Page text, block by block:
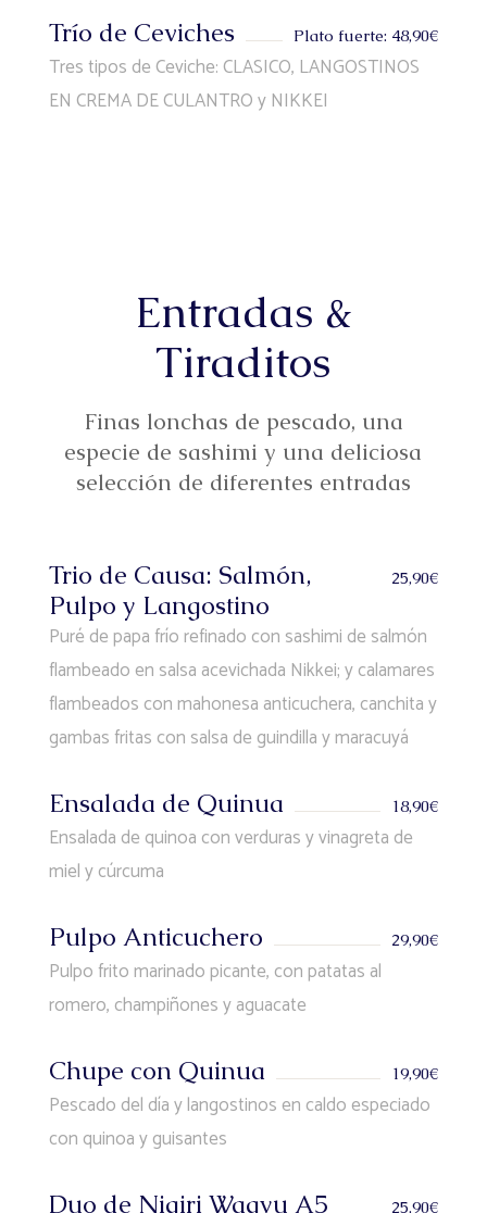
Trío de Ceviches Plato fuerte: 48,90€
Tres tipos de Ceviche: CLASICO, LANGOSTINOS
EN CREMA DE CULANTRO y NIKKEI
Entradas &
Tiraditos
Finas lonchas de pescado, una
especie de sashimi y una deliciosa
selección de diferentes entradas
Trio de Causa: Salmón,
Pulpo y Langostino
25,90€
Puré de papa frío refinado con sashimi de salmón
flambeado en salsa acevichada Nikkei; y calamares
flambeados con mahonesa anticuchera, canchita y
gambas fritas con salsa de guindilla y maracuyá
Ensalada de Quinua 18,90€
Ensalada de quinoa con verduras y vinagreta de
miel y cúrcuma
Pulpo Anticuchero 29,90€
Pulpo frito marinado picante, con patatas al
romero, champiñones y aguacate
Chupe con Quinua 19,90€
Pescado del día y langostinos en caldo especiado
con quinoa y guisantes
Duo de Nigiri Wagyu A5
25,90€